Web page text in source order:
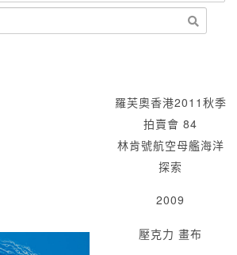
羅芙奧香港2011秋季
拍賣會 84
林肯號航空母艦海洋
探索
2009
壓克力 畫布